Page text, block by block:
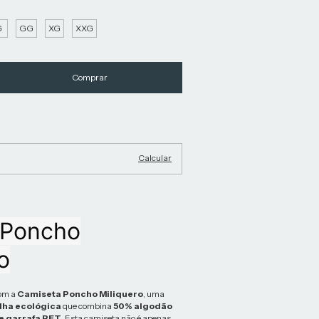
GG XG XXG
Calcular
Poncho
a Camiseta Poncho Miliquero, uma
ecológica que combina 50% algodão